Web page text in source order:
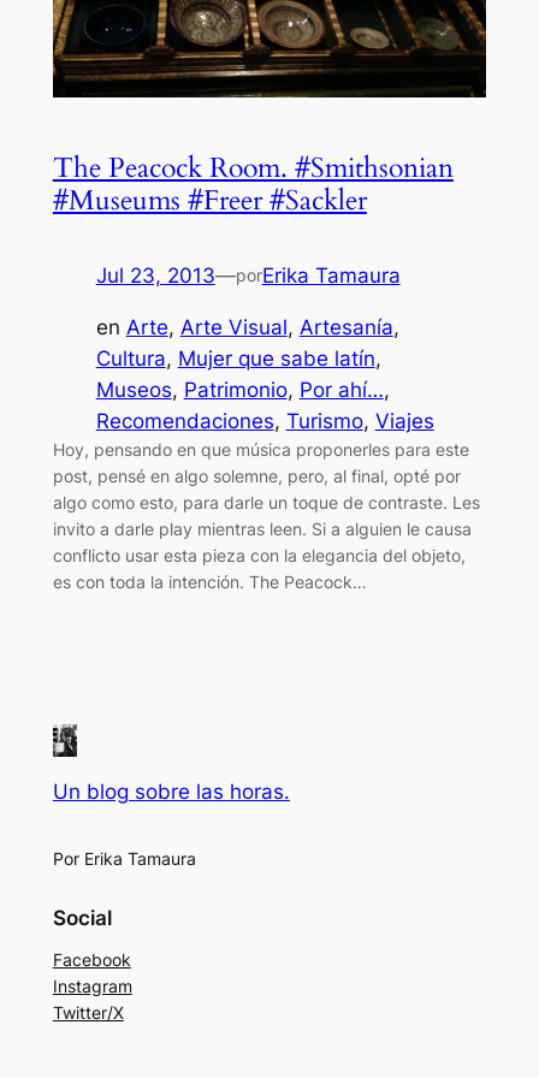
The Peacock Room. #Smithsonian
#Museums #Freer #Sackler
Jul 23, 2013—porErika Tamaura
en Arte, Arte Visual, Artesanía
Cultura, Mujer que sabe latín
Museos, Patrimonio, Por ahí…
Recomendaciones, Turismo, Viajes
Hoy, pensando en que música proponerles para este
post, pensé en algo solemne, pero, al final, opté por
algo como esto, para darle un toque de contraste. Les
invito a darle play mientras leen. Si a alguien le causa
conflicto usar esta pieza con la elegancia del objeto,
es con toda la intención. The Peacock…
Un blog sobre las horas.
Por Erika Tamaura
Social
Facebook
Instagram
Twitter/X